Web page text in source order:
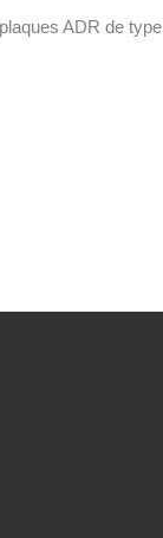
ADR de type